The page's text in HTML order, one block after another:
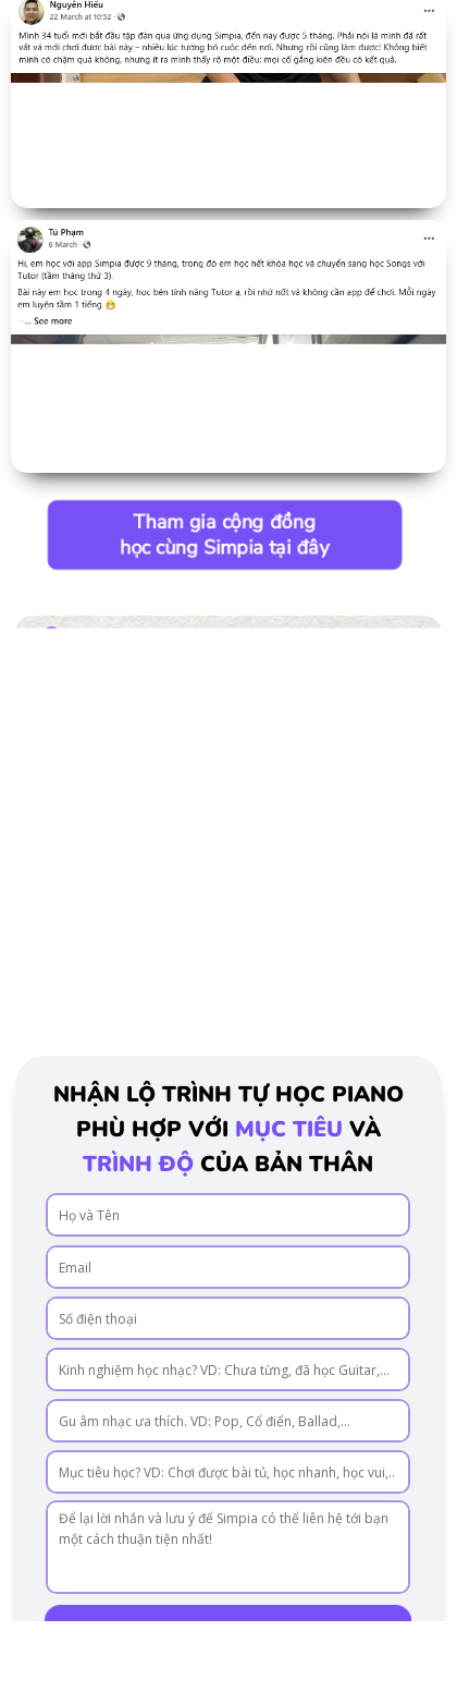
Tham gia cộng đồng
học cùng Simpia tại đây
NHẬN LỘ TRÌNH TỰ HỌC PIANO
PHÙ HỢP VỚI MỤC TIÊU VÀ
TRÌNH ĐỘ CỦA BẢN THÂN